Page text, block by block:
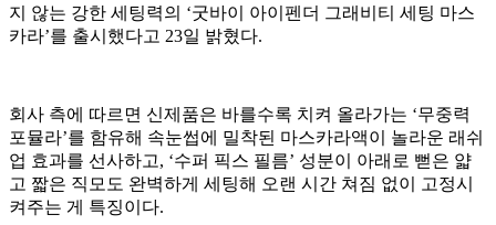
지 않는 강한 세팅력의 ‘굿바이 아이펜더 그래비티 세팅 마스
카라’를 출시했다고 23일 밝혔다.
회사 측에 따르면 신제품은 바를수록 치켜 올라가는 ‘무중력
포뮬라’를 함유해 속눈썹에 밀착된 마스카라액이 놀라운 래쉬
업 효과를 선사하고, ‘수퍼 픽스 필름’ 성분이 아래로 뻗은 얇
고 짧은 직모도 완벽하게 세팅해 오랜 시간 쳐짐 없이 고정시
켜주는 게 특징이다.